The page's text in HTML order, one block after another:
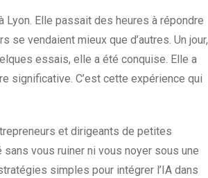
Lyon. Elle passait des heures à répondre
vendaient mieux que d’autres. Un jour,
essais, elle a été conquise. Elle a
significative. C’est cette expérience qui
et dirigeants de petites
vous ruiner ni vous noyer sous une
simples pour intégrer l’IA dans